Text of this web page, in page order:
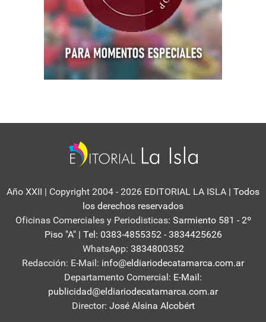
Año XXII | Copyright 2004 - 2026 EDITORIAL LA ISLA | Todos
los derechos reservados
Oficinas Comerciales y Periodisticas: Sarmiento 581 - 2º
Piso "A" | Tel: 0383-4855352 - 3834425626
WhatsApp: 3834800352
Redacción: E-Mail: info@eldiariodecatamarca.com.ar
Departamento Comercial: E-Mail:
publicidad@eldiariodecatamarca.com.ar
Director: José Alsina Alcobért